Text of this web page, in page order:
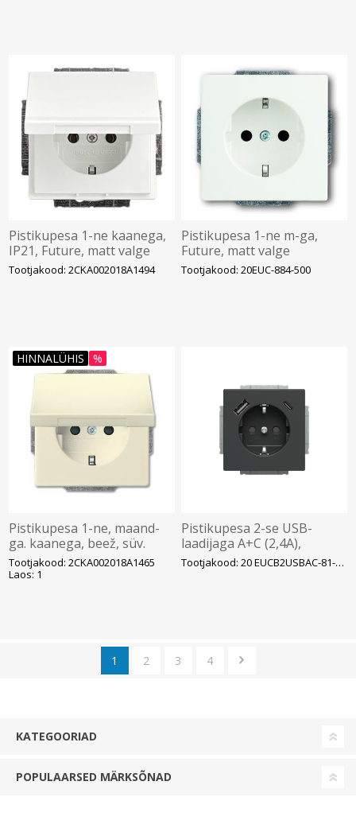
Pistikupesa 1-ne kaanega,
IP21, Future, matt valge
Tootjakood: 2CKA002018A1494
Pistikupesa 1-ne m-ga,
Future, matt valge
Tootjakood: 20EUC-884-500
HINNALÜHIS %
Pistikupesa 1-ne, maand-
ga. kaanega, beež, süv.
IP20, Busch-dynasty
Tootjakood: 2CKA002018A1465
Laos: 1
Pistikupesa 2-se USB-
laadijaga A+C (2,4A),
Future, antratsiit
Tootjakood: 20 EUCB2USBAC-81-500
1 2 3 4
KATEGOORIAD
POPULAARSED MÄRKSÕNAD